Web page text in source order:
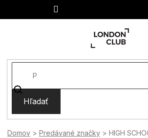
Hľadať
Domov Predávané značky HIGH